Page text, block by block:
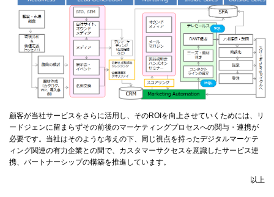
顧客が当社サービスをさらに活用し、そのROIを向上させていくためには、リ
ードジェンに留まらずその前後のマーケティングプロセスへの関与・連携が
必要です。当社はそのような考えの下、同じ視点を持ったデジタルマーケテ
ィング関連の有力企業との間で、カスタマーサクセスを意識したサービス連
携、パートナーシップの構築を推進しています。
以上